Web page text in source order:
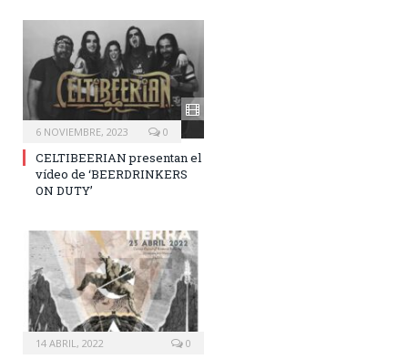
6 NOVIEMBRE, 2023 0
CELTIBEERIAN presentan el
vídeo de ‘BEERDRINKERS
ON DUTY’
14 ABRIL, 2022 0